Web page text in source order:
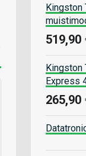
Kingston
519,90
Kingston
Express
265,90